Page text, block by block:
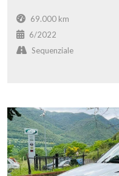
69.000 km
6/2022
Sequenziale